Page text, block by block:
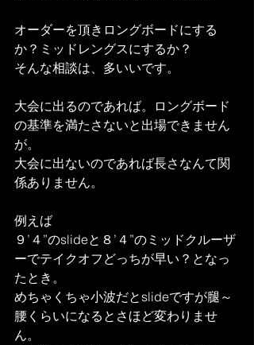
オーダーを頂きロングボードにする
か？ミッドレングスにするか？
そんな相談は、多いいです。
大会に出るのであれば。ロングボード
の基準を満たさないと出場できません
が。
大会に出ないのであれば長さなんて関
係ありません。
例えば
９’４”のslideと８’４”のミッドクルーザ
ーでテイクオフどっちが早い？となっ
たとき。
めちゃくちゃ小波だとslideですが腿～
腰くらいになるとさほど変わりませ
ん。